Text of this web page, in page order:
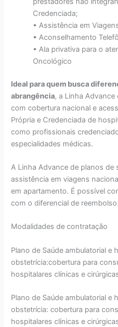
Credenciada;
• Assistência em
• Aconselhamento
• Ala privativa para o
Oncológico
Ideal para quem busca
abrangência, a Linha
com cobertura nacional e
Própria e Credenciada de
como profissionais
especialidades médicas.
A Linha Advance de planos de
assistência em viagens
em apartamento. É possível
com o diferencial de reembolso.
Modalidades de contratação
Plano de Saúde ambulatorial e
obstetrícia:cobertura para
hospitalares clínicas e
Plano de Saúde ambulatorial e
obstetrícia: cobertura para
hospitalares clínicas e